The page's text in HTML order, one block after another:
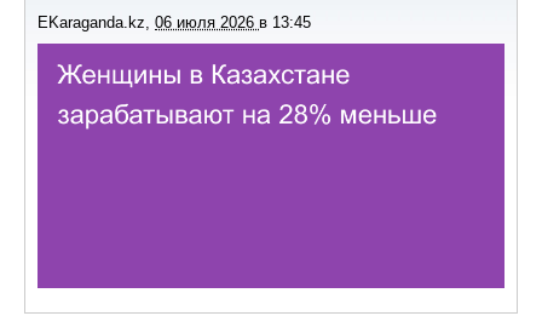
EKaraganda.kz, 06 июля 2026 в 13:45